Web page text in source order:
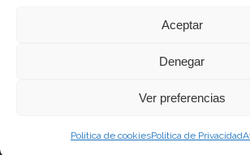
Aceptar
Denegar
Ver preferencias
Política de cookiesPolítica de Privacidad
Instituto Canario de Calidad